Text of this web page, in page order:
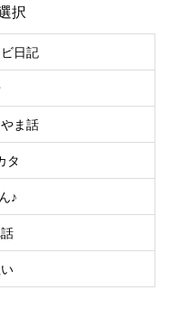
択
日記
ま話
タ
♪